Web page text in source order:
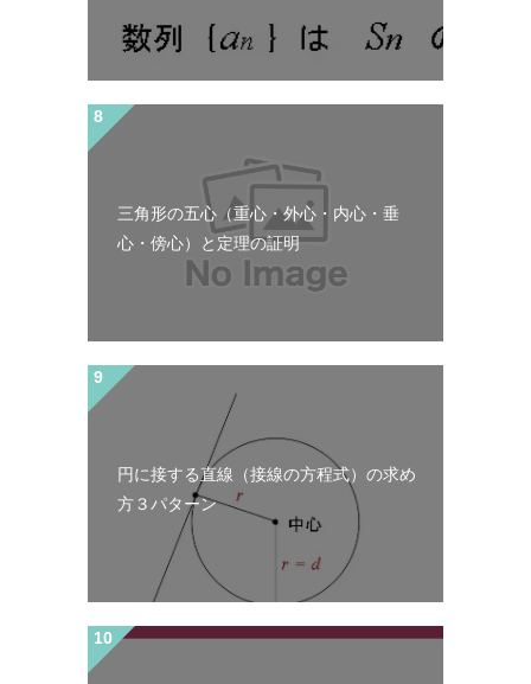
三角形の五心（重心・外心・内心・垂
心・傍心）と定理の証明
円に接する直線（接線の方程式）の求め
方３パターン